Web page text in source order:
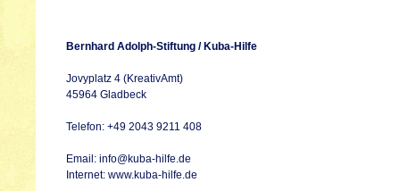
Bernhard Adolph-Stiftung / Kuba-Hilfe
Jovyplatz 4 (KreativAmt)
45964 Gladbeck
Telefon: +49 2043 9211 408
Email: info@kuba-hilfe.de
Internet: www.kuba-hilfe.de